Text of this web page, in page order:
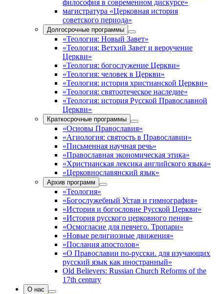
философия в современном дискурсе»
магистратура «Церковная история
советского периода»
Долгосрочные программы
«Теология: Новый Завет»
«Теология: Ветхий Завет и вероучение
Церкви»
«Теология: богослужение Церкви»
«Теология: человек в Церкви»
«Теология: история христианской Церкви»
«Теология: святоотеческое наследие»
«Теология: история Русской Православной
Церкви»
Краткосрочные программы
«Основы Православия»
«Агиология: святость в Православии»
«Письменная научная речь»
«Православная экономическая этика»
«Христианская лексика английского языка»
«Церковнославянский язык»
Архив программ
«Теология»
«Богослужебный Устав и гимнография»
«История и богословие Русской Церкви»
«История русского церковного пения»
«Осмогласие для певчего. Тропари»
«Новые религиозные движения»
«Послания апостолов»
«О Православии по-русски. для изучающих
русский язык как иностранный»
Old Believers: Russian Church Reforms of the
17th century
О нас